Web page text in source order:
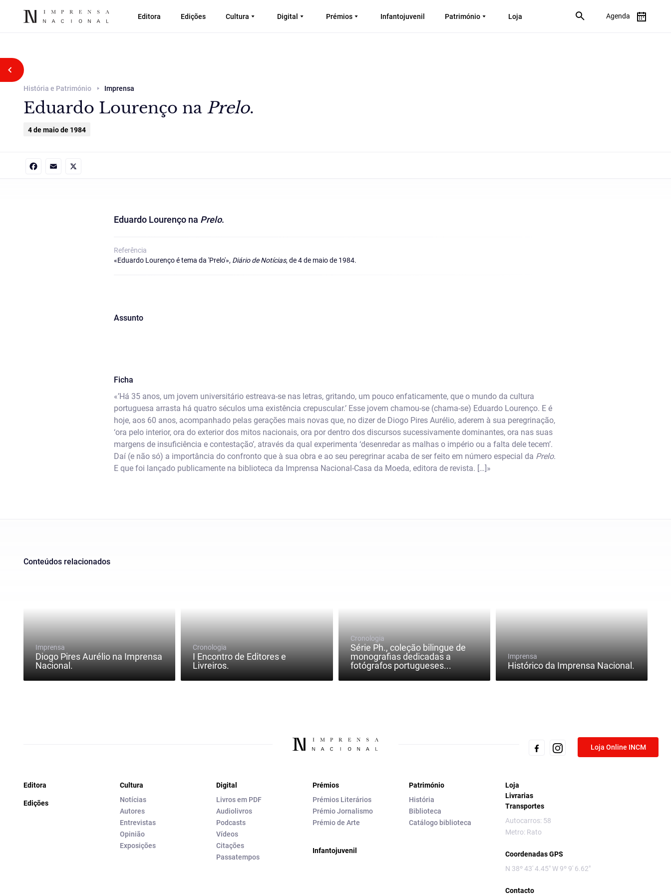
Editora Edições Cultura Digital Prémios Infantojuvenil Património Loja Agenda
Voltar atrás
História e Património Imprensa
Eduardo Lourenço na Prelo.
4 de maio de 1984
Eduardo Lourenço na Prelo.
Referência
«Eduardo Lourenço é tema da 'Prelo'», Diário de Notícias, de 4 de maio de 1984.
Assunto
Ficha
«’Há 35 anos, um jovem universitário estreava-se nas letras, gritando, um pouco enfaticamente, que o mundo da cultura
portuguesa arrasta há quatro séculos uma existência crepuscular.’ Esse jovem chamou-se (chama-se) Eduardo Lourenço. E é
hoje, aos 60 anos, acompanhado pelas gerações mais novas que, no dizer de Diogo Pires Aurélio, aderem à sua peregrinação,
‘ora pelo interior, ora do exterior dos mitos nacionais, ora por dentro dos discursos sucessivamente dominantes, ora nas suas
margens de insuficiência e contestação’, através da qual experimenta ‘desenredar as malhas o império ou a falta dele tecem’.
Daí (e não só) a importância do confronto que à sua obra e ao seu peregrinar acaba de ser feito em número especial da Prelo.
E que foi lançado publicamente na biblioteca da Imprensa Nacional-Casa da Moeda, editora de revista. […]»
Conteúdos relacionados
Imprensa
Diogo Pires Aurélio na Imprensa
Nacional.
Cronologia
I Encontro de Editores e
Livreiros.
Cronologia
Série Ph., coleção bilingue de
monografias dedicadas a
fotógrafos portugueses...
Imprensa
Histórico da Imprensa Nacional.
Loja Online INCM
Editora
Edições
Cultura
Notícias
Autores
Entrevistas
Opinião
Exposições
Digital
Livros em PDF
Audiolivros
Podcasts
Vídeos
Citações
Passatempos
Prémios
Prémios Literários
Prémio Jornalismo
Prémio de Arte
Infantojuvenil
Património
História
Biblioteca
Catálogo biblioteca
Loja
Livrarias
Transportes
Autocarros: 58
Metro: Rato
Coordenadas GPS
N 38º 43' 4.45" W 9º 9' 6.62"
Contacto